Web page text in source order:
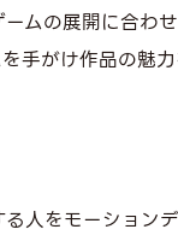
ムの展開に合わ
手がけ作品の魅力
人をモーショ